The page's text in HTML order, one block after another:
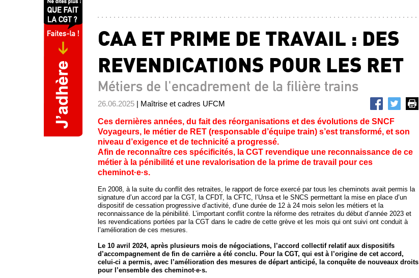
CAA ET PRIME DE TRAVAIL : DES
REVENDICATIONS POUR LES RET
Métiers de l'encadrement de la filière trains
26.06.2025 | Maîtrise et cadres UFCM
Ces dernières années, du fait des réorganisations et des évolutions de SNCF
Voyageurs, le métier de RET (responsable d’équipe train) s’est transformé, et son
niveau d’exigence et de technicité a progressé.
Afin de reconnaître ces spécificités, la CGT revendique une reconnaissance de ce
métier à la pénibilité et une revalorisation de la prime de travail pour ces
cheminot·e·s.
En 2008, à la suite du conflit des retraites, le rapport de force exercé par tous les cheminots avait permis la
signature d’un accord par la CGT, la CFDT, la CFTC, l’Unsa et le SNCS permettant la mise en place d’un
dispositif de cessation progressive d’activité, d’une durée de 12 à 24 mois selon les métiers et la
reconnaissance de la pénibilité. L’important conflit contre la réforme des retraites du début d’année 2023 et
les revendications portées par la CGT dans le cadre de cette grève et les mois qui ont suivi ont conduit à
l’amélioration de ces mesures.
Le 10 avril 2024, après plusieurs mois de négociations, l’accord collectif relatif aux dispositifs
d’accompagnement de fin de carrière a été conclu. Pour la CGT, qui est à l’origine de cet accord,
celui-ci a permis, avec l’amélioration des mesures de départ anticipé, la conquête de nouveaux droits
pour l’ensemble des cheminot·e·s.